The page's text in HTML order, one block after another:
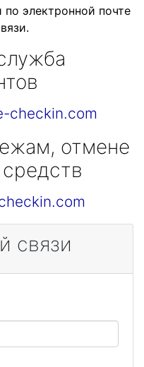
электронной почте
checkin.com
отмене
связи